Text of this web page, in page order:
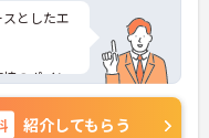
事業会社におい
験をお持ちの方歓
層）のサービス、商
経験のある方歓迎
としたエ
のポイン
せくださ
紹介してもらう